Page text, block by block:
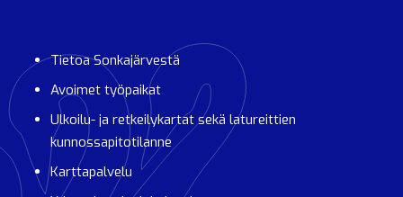
Tietoa Sonkajärvestä
Avoimet työpaikat
Ulkoilu- ja retkeilykartat sekä latureittien
kunnossapitotilanne
Karttapalvelu